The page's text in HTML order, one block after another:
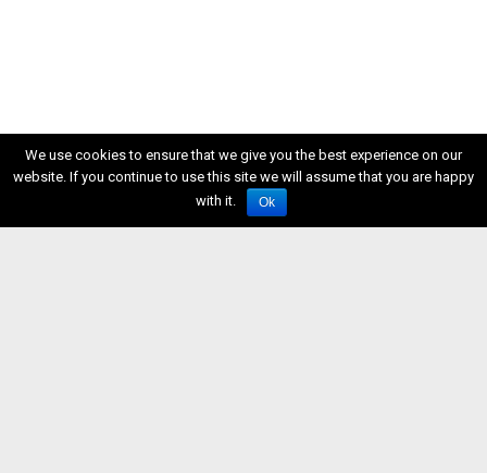
We use cookies to ensure that we give you the best experience on our
website. If you continue to use this site we will assume that you are happy
with it.
Ok